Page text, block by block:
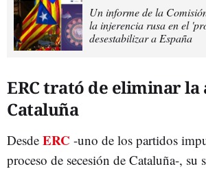
Un informe de la
la injerencia rusa en el
desestabilizar a España
ERC trató de eliminar la
Cataluña
Desde ERC -uno de los partidos
proceso de secesión de Cataluña-, su